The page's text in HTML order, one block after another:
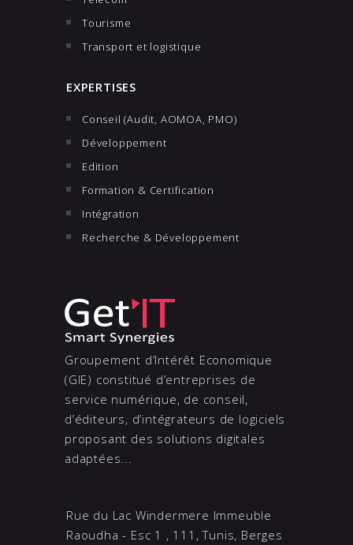
Tourisme
Transport et logistique
EXPERTISES
Conseil (Audit, AOMOA, PMO)
Développement
Edition
Formation & Certification
Intégration
Recherche & Développement
Groupement d’Intérêt Economique
(GIE) constitué d’entreprises de
service numérique, de conseil,
d’éditeurs, d’intégrateurs de logiciels
proposant des solutions digitales
adaptées...
Rue du Lac Windermere Immeuble
Raoudha - Esc 1 , 111, Tunis, Berges